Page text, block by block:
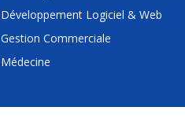
Développement Logiciel & Web
Gestion Commerciale
Médecine